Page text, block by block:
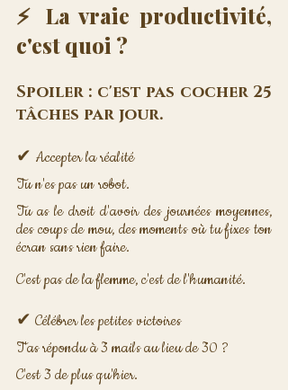
⚡ La vraie productivité,
c'est quoi ?
Spoiler : c'est pas cocher 25
tâches par jour.
✔ Accepter la réalité
Tu n'es pas un robot.
Tu as le droit d'avoir des journées moyennes,
des coups de mou, des moments où tu fixes ton
écran sans rien faire.
C'est pas de la flemme, c'est de l'humanité.
✔ Célébrer les petites victoires
T'as répondu à 3 mails au lieu de 30 ?
C'est 3 de plus qu'hier.